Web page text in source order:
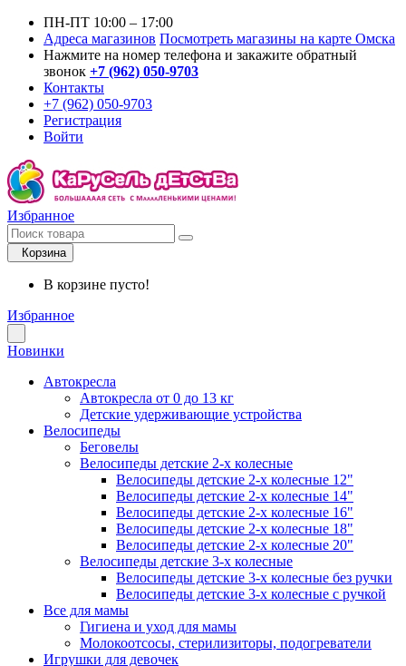
ПН-ПТ 10:00 – 17:00
Адреса магазинов Посмотреть магазины на карте Омска
Нажмите на номер телефона и закажите обратный
звонок +7 (962) 050-9703
Контакты
+7 (962) 050-9703
Регистрация
Войти
Избранное
Корзина
В корзине пусто!
Избранное
Новинки
Автокресла
Автокресла от 0 до 13 кг
Детские удерживающие устройства
Велосипеды
Беговелы
Велосипеды детские 2-х колесные
Велосипеды детские 2-х колесные 12"
Велосипеды детские 2-х колесные 14"
Велосипеды детские 2-х колесные 16"
Велосипеды детские 2-х колесные 18"
Велосипеды детские 2-х колесные 20"
Велосипеды детские 3-х колесные
Велосипеды детские 3-х колесные без ручки
Велосипеды детские 3-х колесные с ручкой
Все для мамы
Гигиена и уход для мамы
Молокоотсосы, стерилизиторы, подогреватели
Игрушки для девочек